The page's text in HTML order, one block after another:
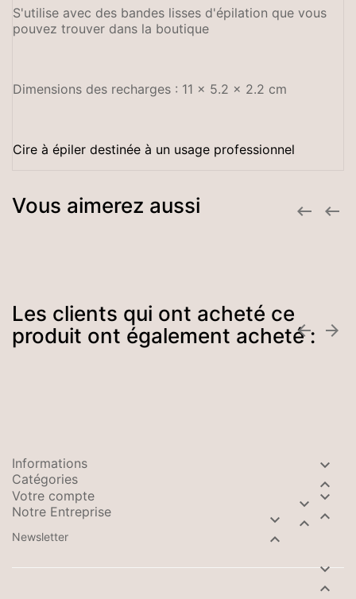
S'utilise avec des bandes lisses d'épilation que vous
pouvez trouver dans la boutique
Dimensions des recharges : 11 x 5.2 x 2.2 cm
Cire à épiler destinée à un usage professionnel
Vous aimerez aussi  
Les clients qui ont acheté ce
produit ont également acheté :
 
Informations


Catégories


Votre compte


Notre Entreprise


Newsletter

